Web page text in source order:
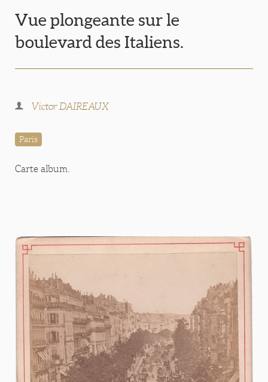
Vue plongeante sur le
boulevard des Italiens.
Victor DAIREAUX
Paris
Carte album.